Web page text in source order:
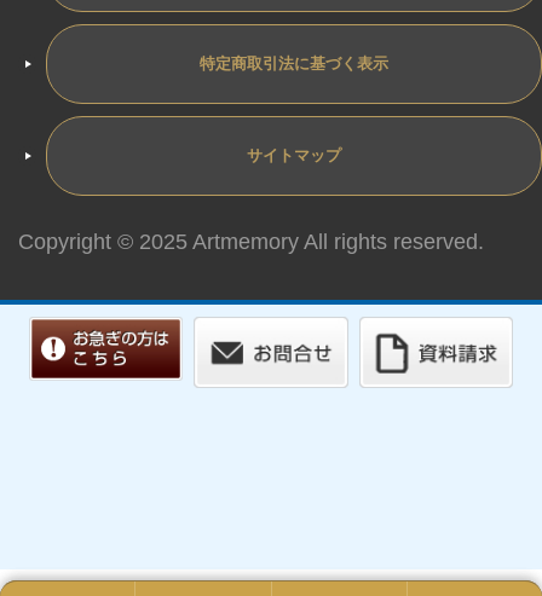
特定商取引法に基づく表示
サイトマップ
Copyright © 2025 Artmemory All rights reserved.